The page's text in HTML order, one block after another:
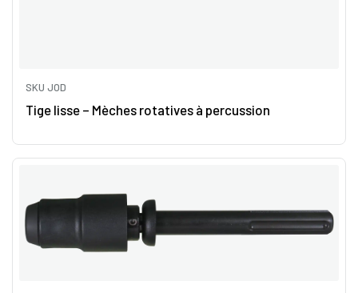
SKU JOD
Tige lisse – Mèches rotatives à percussion